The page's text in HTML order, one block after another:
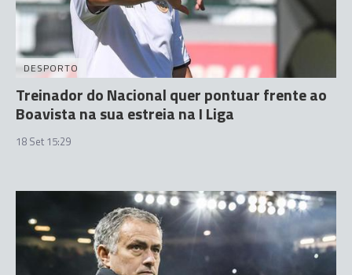
DESPORTO
Treinador do Nacional quer pontuar frente ao
Boavista na sua estreia na I Liga
18 Set 15:29